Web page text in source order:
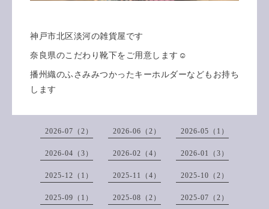
神戸市北区淡河の雑貨屋です
奈良県のこだわり靴下をご用意します☺️
播州織のふさみみつかったキーホルダーなどもお持ち
します
2026-07（2） 2026-06（2） 2026-05（1）
2026-04（3） 2026-02（4） 2026-01（3）
2025-12（1） 2025-11（4） 2025-10（2）
2025-09（1） 2025-08（2） 2025-07（2）